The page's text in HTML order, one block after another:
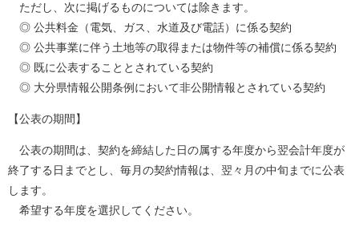
ただし、次に掲げるものについては除きます。
◎ 公共料金（電気、ガス、水道及び電話）に係る契約
◎ 公共事業に伴う土地等の取得または物件等の補償に係る契約
◎ 既に公表することとされている契約
◎ 大分県情報公開条例において非公開情報とされている契約
【公表の期間】
公表の期間は、契約を締結した日の属する年度から翌会計年度が
終了する日までとし、毎月の契約情報は、翌々月の中旬までに公表
します。
希望する年度を選択してください。 ​